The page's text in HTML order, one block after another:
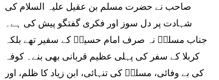
صاحب نے حضرت مسلم بن عقیل علیہ السلام کی
شہادت پر دل سوز اور فکری گفتگو پیش کی ہے۔
جناب مسلمؑ نہ صرف امام حسینؑ کے سفیر تھے بلکہ
کربلا کے سفر کی پہلی عظیم قربانی بھی بنے۔ کوفہ
کی بے وفائی، مسلمؑ کی تنہائی، ابن زیاد کا ظلم، اور